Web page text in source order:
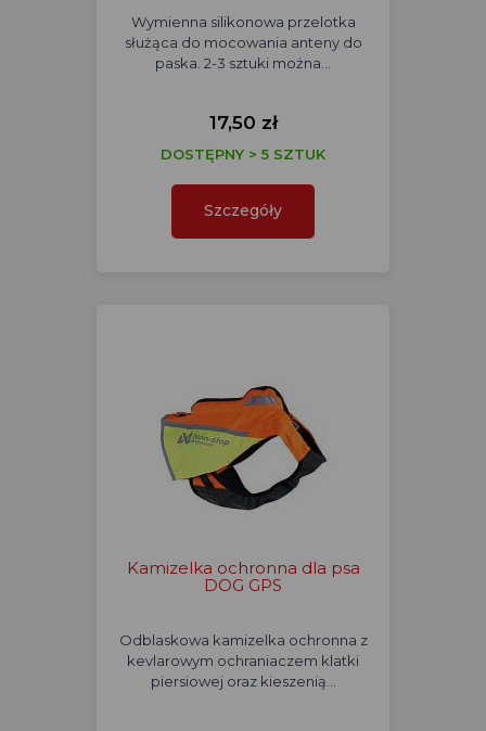
Wymienna silikonowa przelotka
służąca do mocowania anteny do
paska. 2-3 sztuki można…
17,50 zł
DOSTĘPNY > 5 SZTUK
Szczegóły
Kamizelka ochronna dla psa
DOG GPS
Odblaskowa kamizelka ochronna z
kevlarowym ochraniaczem klatki
piersiowej oraz kieszenią…